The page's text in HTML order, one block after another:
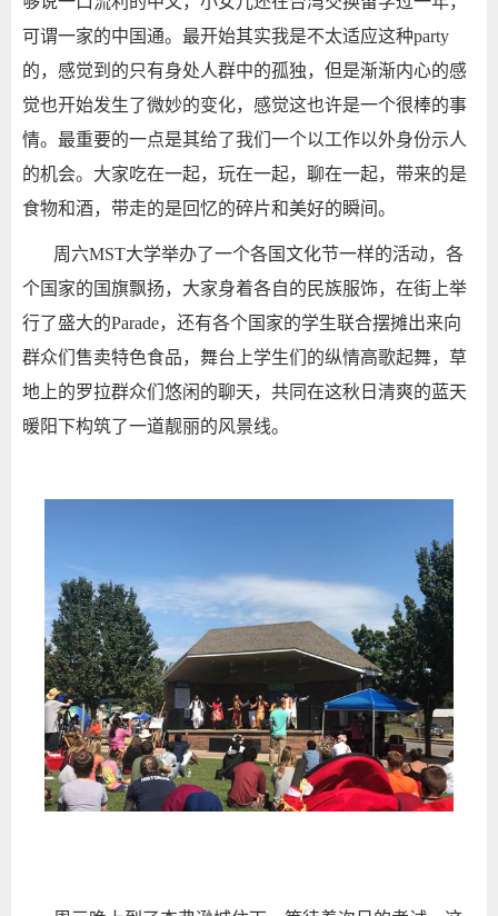
可谓一家的中国通。最开始其实我是不太适应这种party
的，感觉到的只有身处人群中的孤独，但是渐渐内心的感
觉也开始发生了微妙的变化，感觉这也许是一个很棒的事
情。最重要的一点是其给了我们一个以工作以外身份示人
的机会。大家吃在一起，玩在一起，聊在一起，带来的是
食物和酒，带走的是回忆的碎片和美好的瞬间。
周六MST大学举办了一个各国文化节一样的活动，各
个国家的国旗飘扬，大家身着各自的民族服饰，在街上举
行了盛大的Parade，还有各个国家的学生联合摆摊出来向
群众们售卖特色食品，舞台上学生们的纵情高歌起舞，草
地上的罗拉群众们悠闲的聊天，共同在这秋日清爽的蓝天
暖阳下构筑了一道靓丽的风景线。